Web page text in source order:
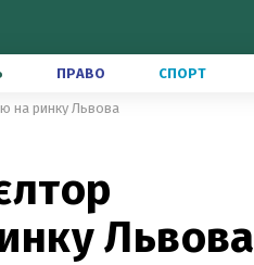
ПРАВО СПОРТ
на ринку Львова
Львова